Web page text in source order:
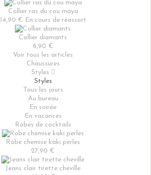
Collier ras du cou maya
14,90 € En cours de réassort
Collier diamants
6,90 €
Voir tous les articles
Chaussures
Styles 
Styles
Tous les jours
Au bureau
En soirée
En vacances
Robes de cocktails
Robe chemise kaki perles
27,90 €
Jeans clair tirette cheville